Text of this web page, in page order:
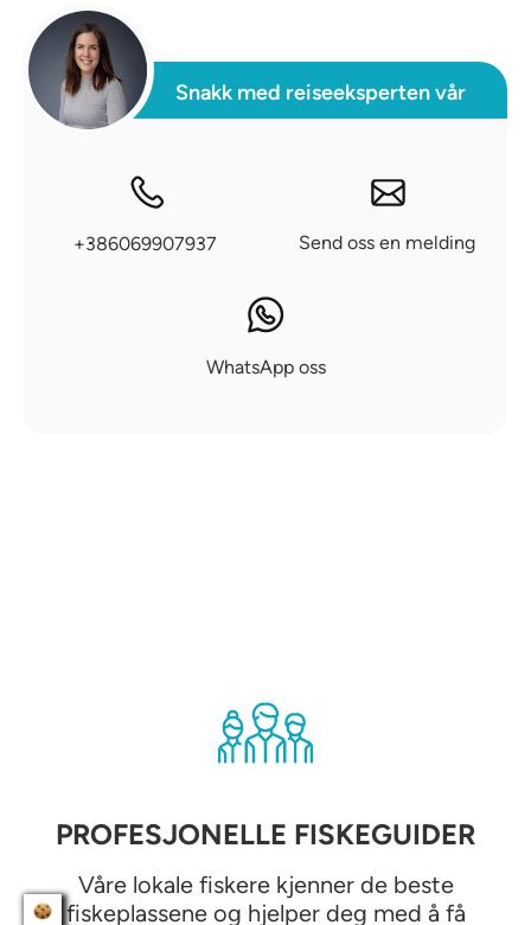
Snakk med reiseeksperten vår
+386069907937 Send oss en melding
WhatsApp oss
PROFESJONELLE FISKEGUIDER
Våre lokale fiskere kjenner de beste
fiskeplassene og hjelper deg med å få